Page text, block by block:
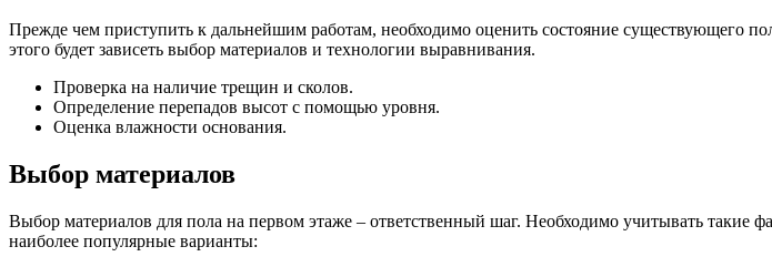
Прежде чем приступить к дальнейшим работам, необходимо оценить состояние существующего
этого будет зависеть выбор материалов и технологии выравнивания.
Проверка на наличие трещин и сколов.
Определение перепадов высот с помощью уровня.
Оценка влажности основания.
Выбор материалов
Выбор материалов для пола на первом этаже – ответственный шаг. Необходимо учитывать такие
наиболее популярные варианты: